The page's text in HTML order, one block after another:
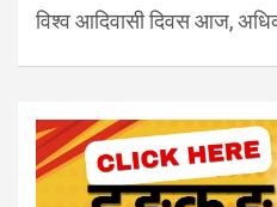
विश्व आदिवासी दिवस आज,